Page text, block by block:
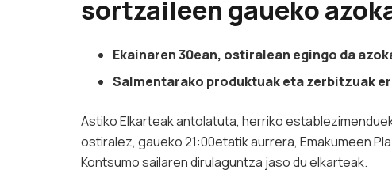
sortzaileen gaueko
Ekainaren 30ean, ostiralean egingo da
Salmentarako produktuak eta zerbitzuak
Astiko Elkarteak antolatuta, herriko
ostiralez, gaueko 21:00etatik aurrera, Emakumeen
Kontsumo sailaren dirulaguntza jaso du elkarteak.